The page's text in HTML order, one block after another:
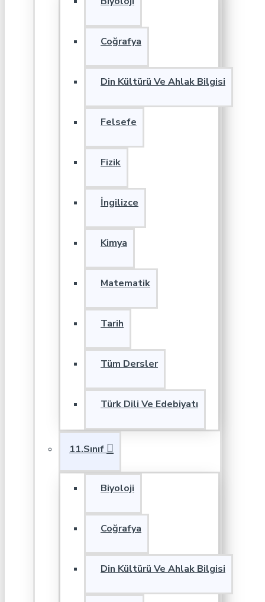
Coğrafya
Din Kültürü Ve Ahlak Bilgisi
Felsefe
Fizik
İngilizce
Kimya
Matematik
Tarih
Tüm Dersler
Türk Dili Ve Edebiyatı
11.Sınıf
Biyoloji
Coğrafya
Din Kültürü Ve Ahlak Bilgisi